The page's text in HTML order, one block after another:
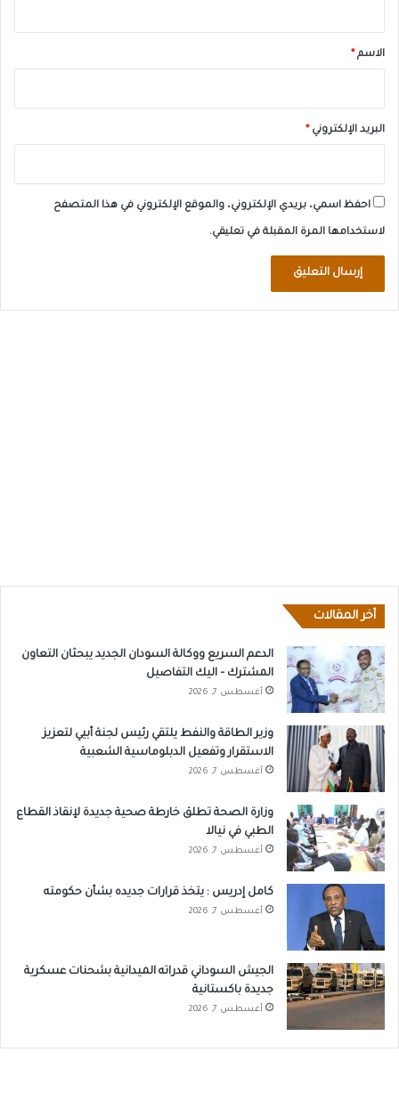
*الاسم*
البريد الإلكتروني*
احفظ اسمي، بريدي الإلكتروني، والموقع الإلكتروني في هذا المتصفح
لاستخدامها المرة المقبلة في تعليقي.
أخر المقالات
الدعم السريع ووكالة السودان الجديد يبحثان التعاون
المشترك – اليك التفاصيل
أغسطس 7, 2026
وزير الطاقة والنفط يلتقي رئيس لجنة أبيي لتعزيز
الاستقرار وتفعيل الدبلوماسية الشعبية
أغسطس 7, 2026
وزارة الصحة تطلق خارطة صحية جديدة لإنقاذ القطاع
الطبي في نيالا
أغسطس 7, 2026
كامل إدريس : يتخذ قرارات جديده بشأن حكومته
أغسطس 7, 2026
الجيش السوداني قدراته الميدانية بشحنات عسكرية
جديدة باكستانية
أغسطس 7, 2026